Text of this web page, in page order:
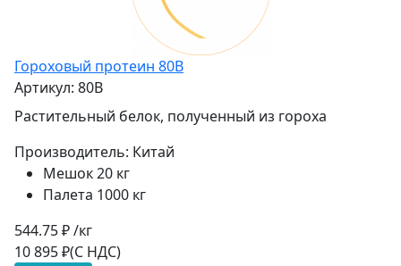
Гороховый протеин 80B
Артикул: 80B
Растительный белок, полученный из гороха
Производитель: Китай
Мешок 20 кг
Палета 1000 кг
544.75 ₽ /кг
10 895 ₽(С НДС)